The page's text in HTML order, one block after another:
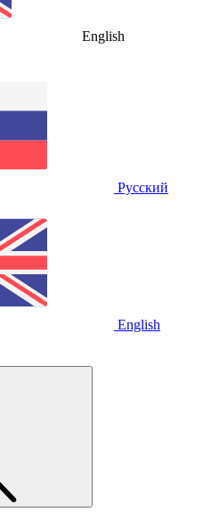
English
Русский
English